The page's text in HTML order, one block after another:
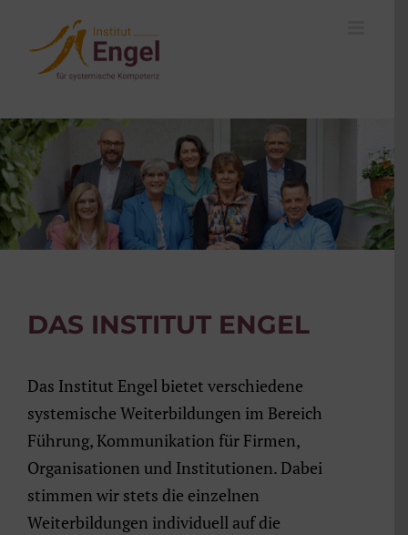
springen
DAS INSTITUT ENGEL
Das Institut Engel bietet verschiedene
systemische Weiterbildungen im Bereich
Führung, Kommunikation für Firmen,
Organisationen und Institutionen. Dabei
stimmen wir stets die einzelnen
Weiterbildungen individuell auf die